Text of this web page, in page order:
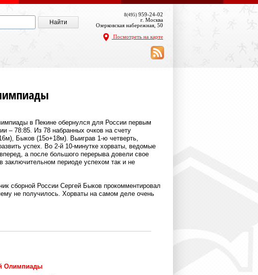
8(495) 959-24-02
г. Москва
Озерковская набережная, 50
Посмотреть на карте
в Пекине обернулся для России первым
– 78:85. Из 78 набранных очков на счету
Быков (15о+18м). Выиграв 1-ю четверть,
успех. Во 2-й 10-минутке хорваты, ведомые
а после большого перерыва довели свое
заключительном периоде успехом так и не
сборной России Сергей Быков прокомментировал
не получилось. Хорваты на самом деле очень
Олимпиады